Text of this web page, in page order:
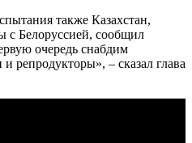
также Казахстан,
с Белоруссией, сообщил
очередь снабдим
репродукторы», – сказал глава